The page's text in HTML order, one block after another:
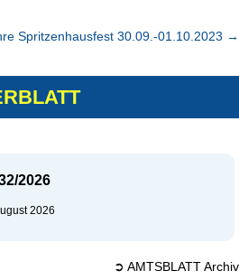
Spritzenhausfest 30.09.-01.10.2023 →
2026
2026
➲ AMTSBLATT Archiv